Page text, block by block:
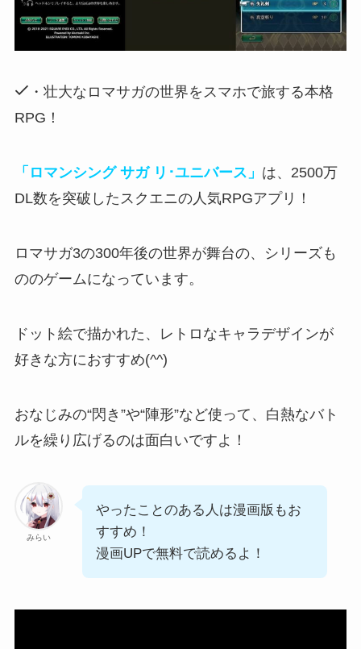
・壮大なロマサガの世界をスマホで旅する本格
RPG！
「ロマンシング サガ リ･ユニバース」 は、2500万
DL数を突破したスクエニの人気RPGアプリ！
ロマサガ3の300年後の世界が舞台の、シリーズも
ののゲームになっています。
ドット絵で描かれた、レトロなキャラデザインが
好きな方におすすめ(^^)
おなじみの“閃き”や“陣形”など使って、白熱なバト
ルを繰り広げるのは面白いですよ！
みらい
やったことのある人は漫画版もお
すすめ！
漫画UPで無料で読めるよ！